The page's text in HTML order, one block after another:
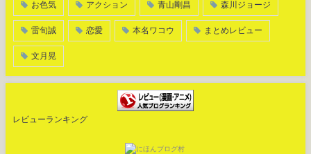
お色気 アクション 青山剛昌 森川ジョージ
雷旬誠 恋愛 本名ワコウ まとめレビュー
文月晃
レビューランキング